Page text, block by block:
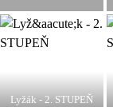
Lyžák - 2. STUPEŇ